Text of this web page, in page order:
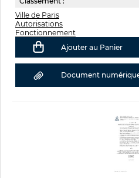
Ville de Paris
Autorisations
Fonctionnement
Ajouter au Panier
Document